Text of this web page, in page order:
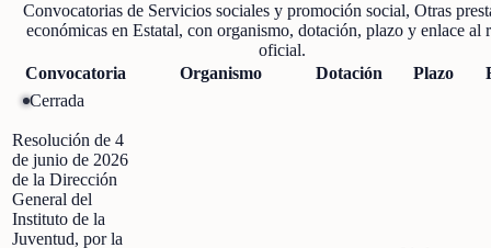
Convocatorias de Servicios sociales y promoción social, Otras
económicas en Estatal, con organismo, dotación, plazo y enlace al
oficial.
Convocatoria
Organismo Dotación Plazo
Cerrada
Resolución de 4
de junio de 2026
de la Dirección
General del
Instituto de la
Juventud, por la